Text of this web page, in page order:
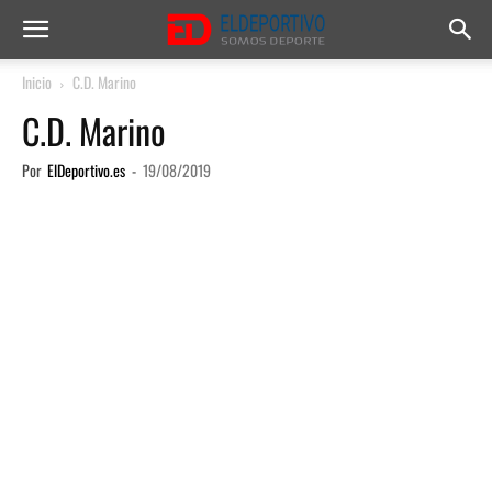
Inicio C.D. Marino
C.D. Marino
Por ElDeportivo.es - 19/08/2019